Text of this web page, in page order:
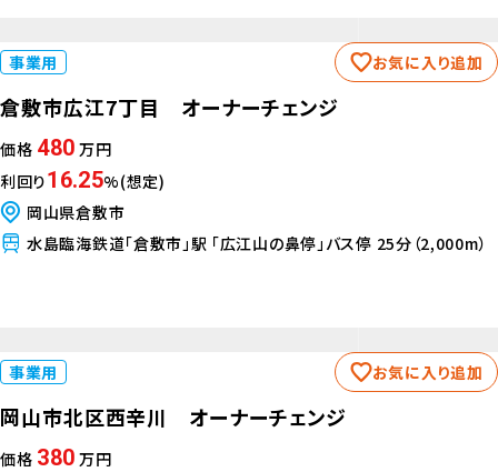
事業用 お気に入り追加
倉敷市広江7丁目 オーナーチェンジ
価格 480 万円
利回り16.25%(想定)
岡山県倉敷市
水島臨海鉄道「倉敷市」駅 「広江山の鼻停」バス停 25分（2,000m）
事業用 お気に入り追加
岡山市北区西辛川 オーナーチェンジ
価格 380 万円